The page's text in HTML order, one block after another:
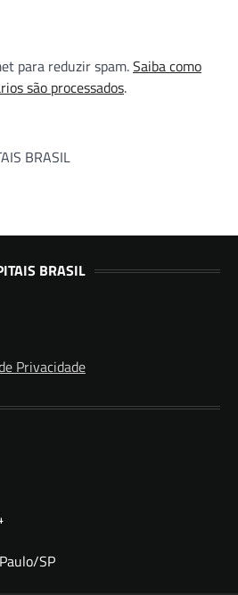
para reduzir spam.Saiba como
são processados.
BRASIL
BRASIL
Privacidade
SP